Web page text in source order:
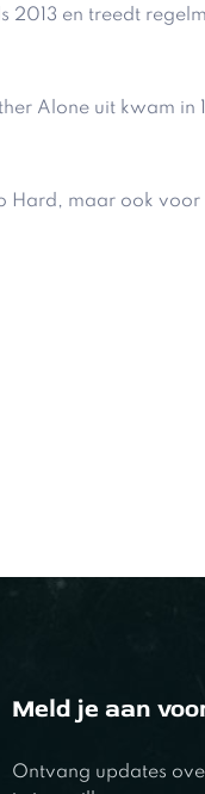
2013 en treedt
Alone uit kwam in
Hard, maar ook
Meld je aan
Ontvang updates